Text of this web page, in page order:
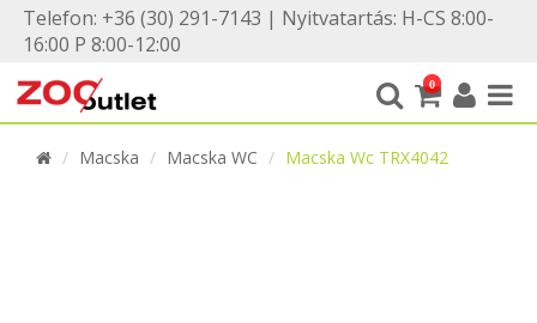
Telefon: +36 (30) 291-7143 | Nyitvatartás: H-CS 8:00-
16:00 P 8:00-12:00
0
Macska Macska WC Macska Wc TRX4042